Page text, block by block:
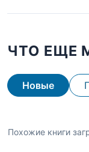
ЧТО ЕЩЕ
Новые
Похожие книги